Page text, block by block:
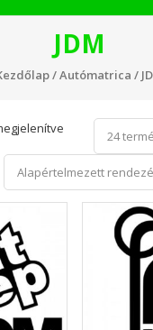
JDM
/Autómatrica /